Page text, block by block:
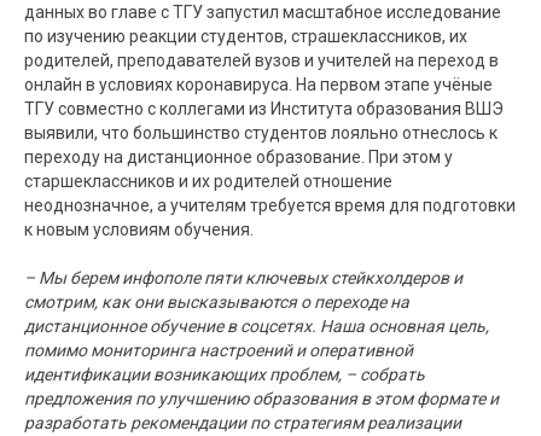
данных во главе с ТГУ запустил масштабное исследование
по изучению реакции студентов, страшеклассников, их
родителей, преподавателей вузов и учителей на переход в
онлайн в условиях коронавируса. На первом этапе учёные
ТГУ совместно с коллегами из Института образования ВШЭ
выявили, что большинство студентов лояльно отнеслось к
переходу на дистанционное образование. При этом у
старшеклассников и их родителей отношение
неоднозначное, а учителям требуется время для подготовки
к новым условиям обучения.
– Мы берем инфополе пяти ключевых стейкхолдеров и
смотрим, как они высказываются о переходе на
дистанционное обучение в соцсетях. Наша основная цель,
помимо мониторинга настроений и оперативной
идентификации возникающих проблем, – собрать
предложения по улучшению образования в этом формате и
разработать рекомендации по стратегиям реализации